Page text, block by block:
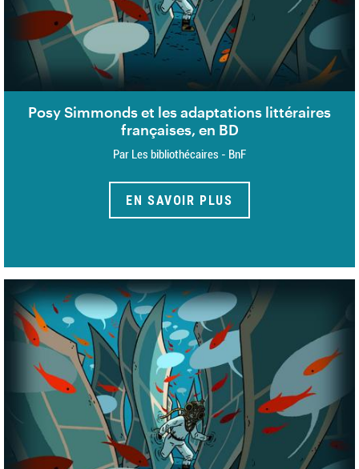
Posy Simmonds et les adaptations littéraires
françaises, en BD
Par Les bibliothécaires - BnF
EN SAVOIR PLUS